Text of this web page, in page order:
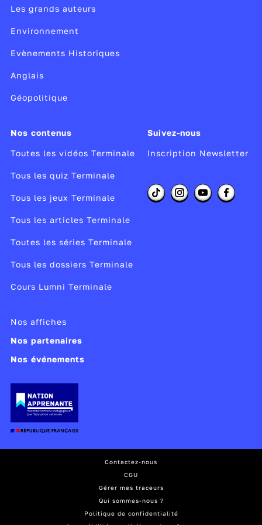
Les grands auteurs
Environnement
Evènements Historiques
Anglais
Géopolitique
Nos contenus
Toutes les vidéos Terminale
Tous les quiz Terminale
Tous les jeux Terminale
Tous les articles Terminale
Toutes les séries Terminale
Tous les dossiers Terminale
Cours Lumni Terminale
Suivez-nous
Inscription Newsletter
Nos affiches
Nos partenaires
Nos événements
Contactez-nous
CGU
Gérer mes traceurs
Qui sommes-nous ?
Politique de confidentialité